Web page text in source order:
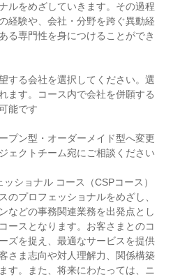
ルをめざしていきます。その過程
経験や、会社・分野を跨ぐ異動経
る専門性を身につけることができ
する会社を選択してください。選
ます。コース内で会社を併願する
能です
プン型・オーダーメイド型へ変更
ェクトチーム宛にご相談ください
ショナル コース（CSPコース）
のプロフェッショナルをめざし、
などの事務関連業務を出発点とし
ースとなります。お客さまとのコ
ズを捉え、最適なサービスを提供
さま志向や対人理解力、関係構築
す。また、将来にわたっては、ニ